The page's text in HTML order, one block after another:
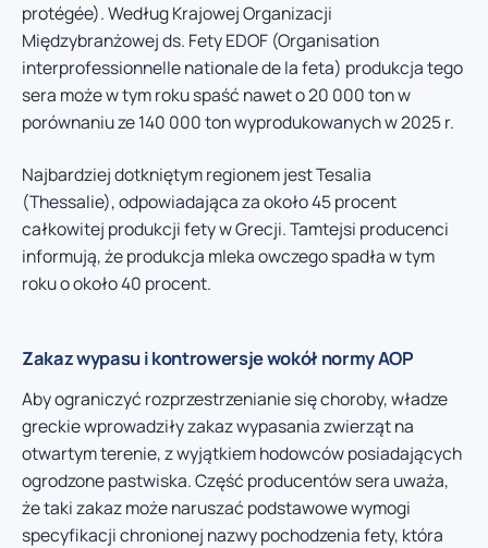
protégée). Według Krajowej Organizacji
Międzybranżowej ds. Fety EDOF (Organisation
interprofessionnelle nationale de la feta) produkcja tego
sera może w tym roku spaść nawet o 20 000 ton w
porównaniu ze 140 000 ton wyprodukowanych w 2025 r.
Najbardziej dotkniętym regionem jest Tesalia
(Thessalie), odpowiadająca za około 45 procent
całkowitej produkcji fety w Grecji. Tamtejsi producenci
informują, że produkcja mleka owczego spadła w tym
roku o około 40 procent.
Zakaz wypasu i kontrowersje wokół normy AOP
Aby ograniczyć rozprzestrzenianie się choroby, władze
greckie wprowadziły zakaz wypasania zwierząt na
otwartym terenie, z wyjątkiem hodowców posiadających
ogrodzone pastwiska. Część producentów sera uważa,
że taki zakaz może naruszać podstawowe wymogi
specyfikacji chronionej nazwy pochodzenia fety, która